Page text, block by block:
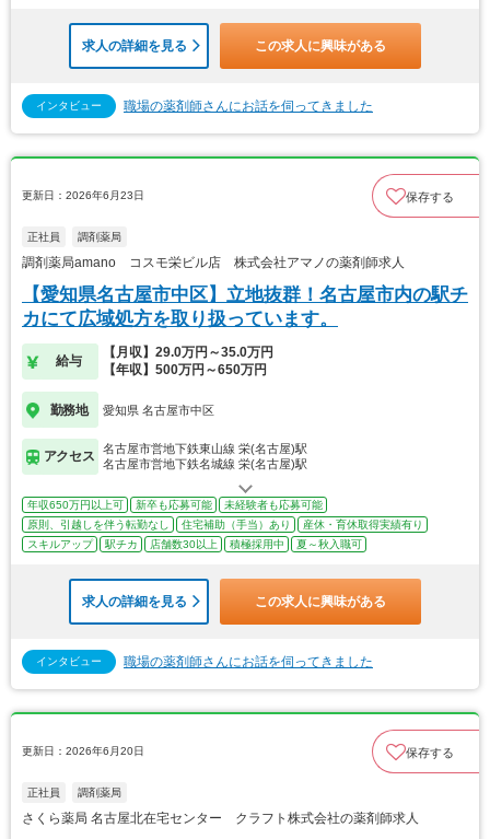
求人の詳細を見る この求人に興味がある
インタビュー 職場の薬剤師さんにお話を伺ってきました
更新日：2026年6月23日 保存する
正社員 調剤薬局
調剤薬局amano コスモ栄ビル店 株式会社アマノの薬剤師求人
【愛知県名古屋市中区】立地抜群！名古屋市内の駅チ
カにて広域処方を取り扱っています。
給与
【月収】29.0万円～35.0万円
【年収】500万円～650万円
勤務地 愛知県 名古屋市中区
アクセス
名古屋市営地下鉄東山線 栄(名古屋)駅
名古屋市営地下鉄名城線 栄(名古屋)駅
年収650万円以上可 新卒も応募可能
未経験者も応募可能
原則、引越しを伴う転勤なし
住宅補助（手当）あり
産休・育休取得実績有り
スキルアップ
駅チカ 店舗数30以上 積極採用中 夏～秋入職可
求人の詳細を見る この求人に興味がある
インタビュー 職場の薬剤師さんにお話を伺ってきました
更新日：2026年6月20日 保存する
正社員 調剤薬局
さくら薬局 名古屋北在宅センター クラフト株式会社の薬剤師求人